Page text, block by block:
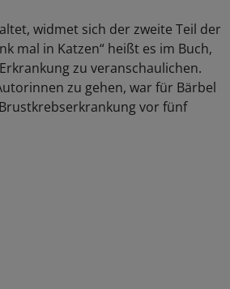
widmet sich der zweite Teil der
mal in Katzen“ heißt es im Buch,
zu veranschaulichen.
zu gehen, war für Bärbel
vor fünf